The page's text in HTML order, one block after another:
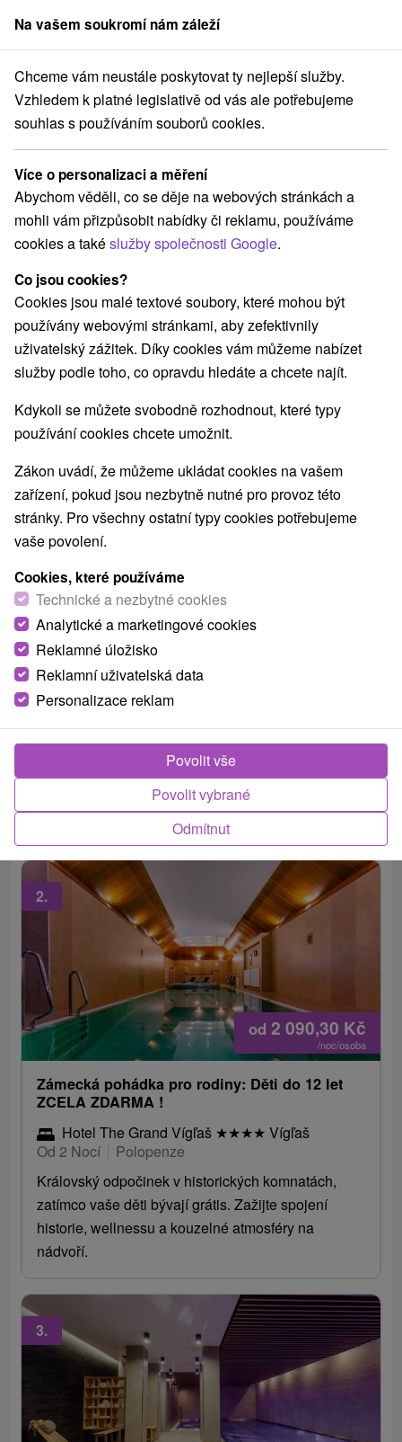
člen skupinySorger
Pobyty na Slovensku Wellness pobyty Pohronie
Wellness pobyty Pohronie
Kategorie
Všechny kategorie
Pobyty v akci(11)
Wellness pobyty(11) Víkendové pobyty(17)
Romantické pobyty
Rodinné pobyty(8)
Vyberte lokalitu nebo termín
Nejprodávanější
1.
Termal a Hyper relax pobyt v oblíbeném
hotelu v nádherném prostředí Štiavnických
vrchů
Od 2 Nocí
Polopenze
Pobyt od neděle do pátku nebo během víkendu.
Welcome drink a denní vstup do wellness U
víkendové verze navíc 20-min. klasická masáž zad.
od 2 090,30 Kč
/noc/osoba
2.
Zámecká pohádka pro rodiny: Děti do 12 let
ZCELA ZDARMA !
Hotel The Grand Vígľaš ★★★★ Vígľaš
Od 2 Nocí
Polopenze
Královský odpočinek v historických komnatách,
zatímco vaše děti bývají grátis. Zažijte spojení
historie, wellnessu a kouzelné atmosféry na
nádvoří.
3.
Na vašem soukromí nám záleží
Chceme vám neustále poskytovat ty nejlepší služby.
Vzhledem k platné legislativě od vás ale potřebujeme
souhlas s používáním souborů cookies.
Více o personalizaci a měření
Abychom věděli, co se děje na webových stránkách a
mohli vám přizpůsobit nabídky či reklamu, používáme
cookies a takéslužby společnosti Google.
Co jsou cookies?
Cookies jsou malé textové soubory, které mohou být
používány webovými stránkami, aby zefektivnily
uživatelský zážitek. Díky cookies vám můžeme nabízet
služby podle toho, co opravdu hledáte a chcete najít.
Kdykoli se můžete svobodně rozhodnout, které typy
používání cookies chcete umožnit.
Zákon uvádí, že můžeme ukládat cookies na vašem
zařízení, pokud jsou nezbytně nutné pro provoz této
stránky. Pro všechny ostatní typy cookies potřebujeme
vaše povolení.
Cookies, které používáme
Technické a nezbytné cookies
Analytické a marketingové cookies
Reklamné úložisko
Reklamní uživatelská data
Personalizace reklam
Odmítnut
Povolit vybrané
Povolit vše